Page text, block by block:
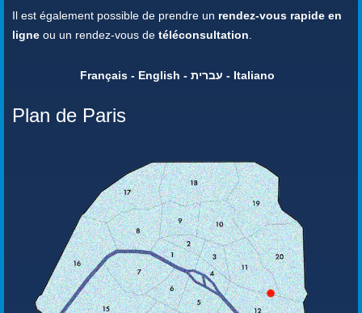
Il est également possible de prendre un rendez-vous rapide en
ligne ou un rendez-vous de téléconsultation.
Français - English - עברית - Italiano
Plan de Paris